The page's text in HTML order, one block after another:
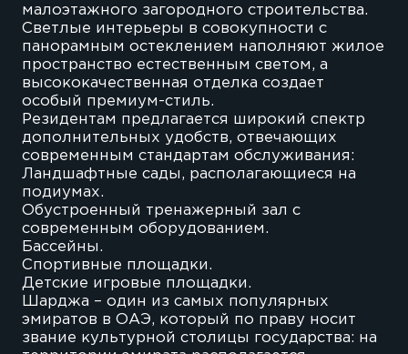
малоэтажного загородного строительства.
Светлые интерьеры в совокупности с
панорамным остеклением наполняют жилое
пространство естественным светом, а
высококачественная отделка создает
особый премиум-стиль.
Резидентам предлагается широкий спектр
дополнительных удобств, отвечающих
современным стандартам обслуживания:
Ландшафтные сады, располагающиеся на
подиумах.
Обустроенный тренажерный зал с
современным оборудованием.
Бассейны.
Спортивные площадки.
Детские игровые площадки.
Шарджа – один из самых популярных
эмиратов в ОАЭ, который по праву носит
звание культурной столицы государства: на